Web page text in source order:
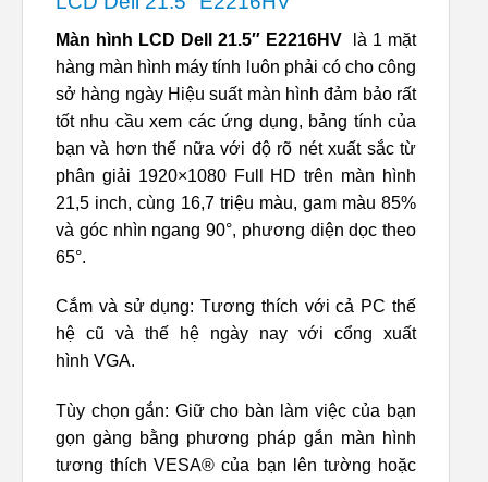
Màn hình LCD Dell 21.5″ E2216HV
là 1 mặt
hàng màn hình máy tính luôn phải có cho công
sở hàng ngày Hiệu suất màn hình đảm bảo rất
tốt nhu cầu xem các ứng dụng, bảng tính của
bạn và hơn thế nữa với độ rõ nét xuất sắc từ
phân giải 1920×1080 Full HD trên màn hình
21,5 inch, cùng 16,7 triệu màu, gam màu 85%
và góc nhìn ngang 90°, phương diện dọc theo
65°.
Cắm và sử dụng: Tương thích với cả PC thế
hệ cũ và thế hệ ngày nay với cổng xuất
hình VGA.
Tùy chọn gắn: Giữ cho bàn làm việc của bạn
gọn gàng bằng phương pháp gắn màn hình
tương thích VESA® của bạn lên tường hoặc